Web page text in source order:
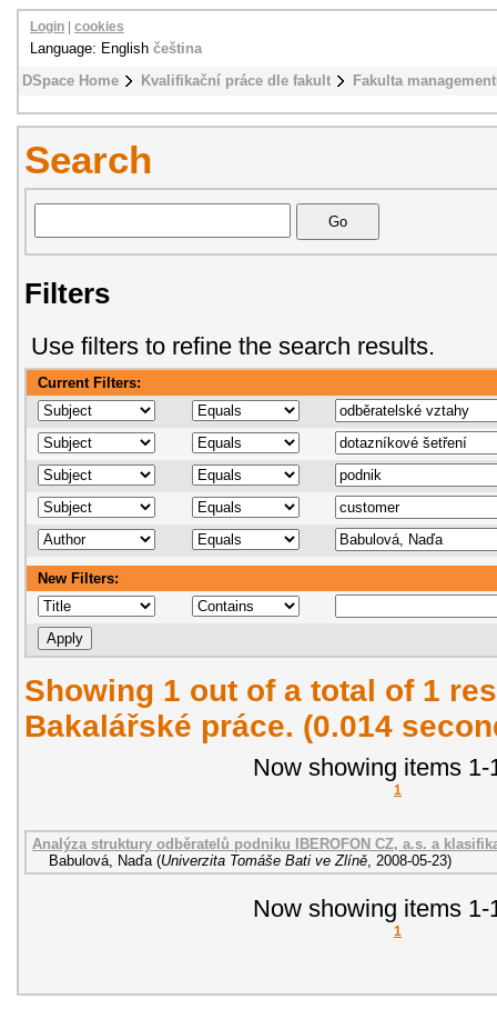
DSpace Home Kvalifikační práce dle fakult Fakulta
Login cookies
Language: English čeština
Search
Filters
Use filters to refine the search results.
Current Filters:
New Filters:
Showing 1 out of a total of 1
Bakalářské práce. (0.014
Now showing items 1-
1
Analýza struktury odběratelů podniku IBEROFON CZ, a.s. a
Babulová, Naďa (Univerzita Tomáše Bati ve Zlíně, 2008-05-23)
Now showing items 1-
1